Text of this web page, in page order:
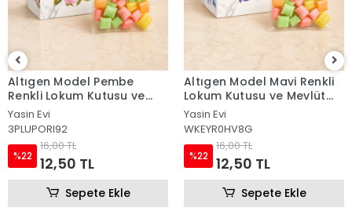
Model Pembe
Lokum Kutusu ve
Şekeri
Evi
16,00 TL
12,50 TL
Sepete Ekle
Altıgen Model Mavi Renkli
Lokum Kutusu ve Mevlüt
Şekeri
Yasin Evi
WKEYR0HV8G
16,00 TL
12,50 TL
Sepete Ekle